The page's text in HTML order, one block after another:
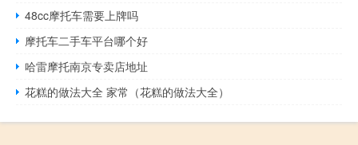
48cc摩托车需要上牌吗
摩托车二手车平台哪个好
哈雷摩托南京专卖店地址
花糕的做法大全 家常（花糕的做法大全）